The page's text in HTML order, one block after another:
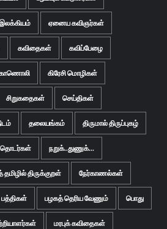
ஏனைய கவிஞர்கள்
கவிதைகள் கவிப்பேழை
கிரேசி மொழிகள்
சிறுகதைகள் செய்திகள்
தலையங்கம் திருமால் திருப்புகழ்
தொடர்கள் நறுக்..துணுக்...
திருக்குறள் நேர்காணல்கள்
பத்திகள் பழகத் தெரிய வேணும் பொது
மரபுக் கவிதைகள்